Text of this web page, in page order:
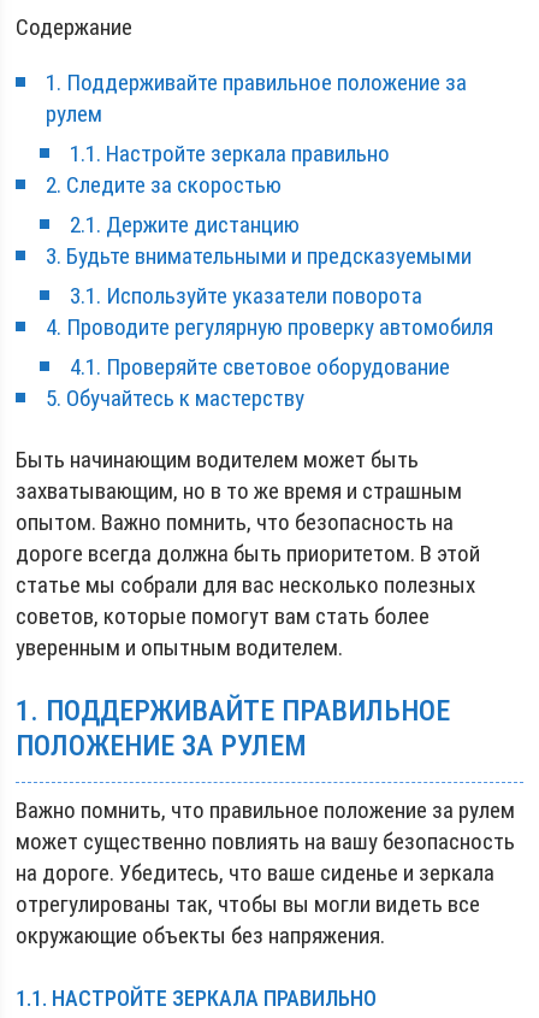
Содержание
1. Поддерживайте правильное положение за
рулем
1.1. Настройте зеркала правильно
2. Следите за скоростью
2.1. Держите дистанцию
3. Будьте внимательными и предсказуемыми
3.1. Используйте указатели поворота
4. Проводите регулярную проверку автомобиля
4.1. Проверяйте световое оборудование
5. Обучайтесь к мастерству
Быть начинающим водителем может быть
захватывающим, но в то же время и страшным
опытом. Важно помнить, что безопасность на
дороге всегда должна быть приоритетом. В этой
статье мы собрали для вас несколько полезных
советов, которые помогут вам стать более
уверенным и опытным водителем.
1. ПОДДЕРЖИВАЙТЕ ПРАВИЛЬНОЕ
ПОЛОЖЕНИЕ ЗА РУЛЕМ
Важно помнить, что правильное положение за рулем
может существенно повлиять на вашу безопасность
на дороге. Убедитесь, что ваше сиденье и зеркала
отрегулированы так, чтобы вы могли видеть все
окружающие объекты без напряжения.
1.1. НАСТРОЙТЕ ЗЕРКАЛА ПРАВИЛЬНО